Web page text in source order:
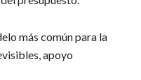
más común para la
apoyo